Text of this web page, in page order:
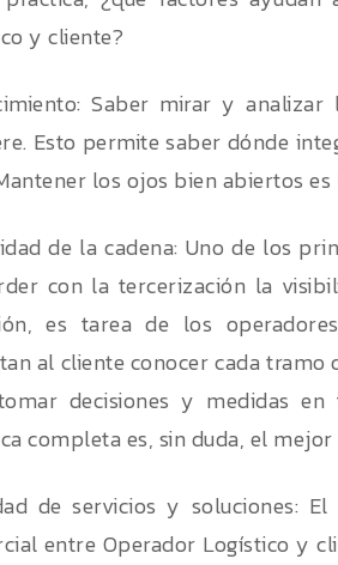
y cliente?
Saber mirar y
Esto permite saber dónde
los ojos bien abiertos es
de la cadena: Uno de los
con la tercerización la
es tarea de los
al cliente conocer cada tramo
decisiones y medidas
completa es, sin duda, el
de servicios y soluciones:
entre Operador Logístico y